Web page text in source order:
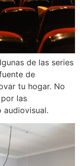
de las series
de
tu hogar. No
las
audiovisual.